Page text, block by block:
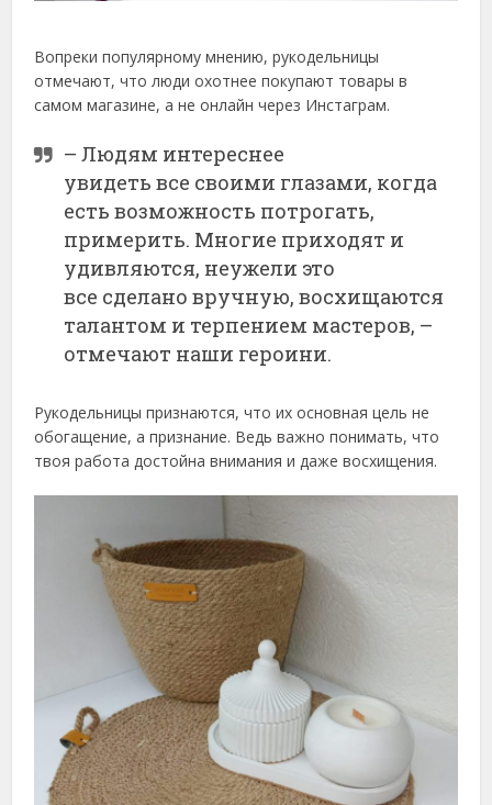
Вопреки популярному мнению, рукодельницы
отмечают, что люди охотнее покупают товары в
самом магазине, а не онлайн через Инстаграм.
– Людям интереснее
увидеть все своими глазами, когда
есть возможность потрогать,
примерить. Многие приходят и
удивляются, неужели это
все сделано вручную, восхищаются
талантом и терпением мастеров, –
отмечают наши героини.
Рукодельницы признаются, что их основная цель не
обогащение, а признание. Ведь важно понимать, что
твоя работа достойна внимания и даже восхищения.